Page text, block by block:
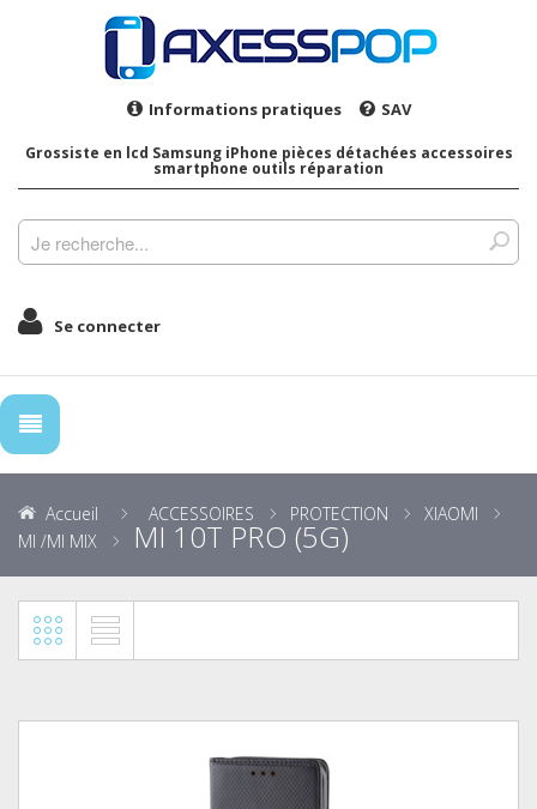
Informations pratiques SAV
Grossiste en lcd Samsung iPhone pièces détachées accessoires
smartphone outils réparation
Se connecter
Accueil ACCESSOIRES PROTECTION
XIAOMI
MI /MI MIX
MI 10T PRO (5G)